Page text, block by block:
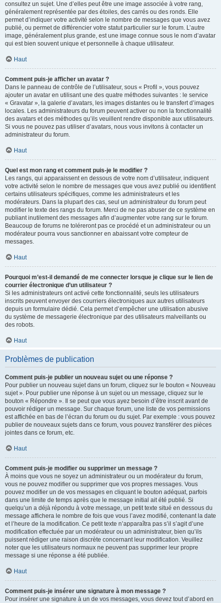
consultez un sujet. Une d’elles peut être une image associée à votre rang,
généralement représentée par des étoiles, des carrés ou des ronds. Elle
permet d’indiquer votre activité selon le nombre de messages que vous avez
publié, ou permet de différencier votre statut particulier sur le forum. L’autre
image, généralement plus grande, est une image connue sous le nom d’avatar
qui est bien souvent unique et personnelle à chaque utilisateur.
Haut
Comment puis-je afficher un avatar ?
Dans le panneau de contrôle de l’utilisateur, sous « Profil », vous pouvez
ajouter un avatar en utilisant une des quatre méthodes suivantes : le service
« Gravatar », la galerie d’avatars, les images distantes ou le transfert d’images
locales. Les administrateurs du forum peuvent activer ou non la fonctionnalité
des avatars et des méthodes qu’ils veuillent rendre disponible aux utilisateurs.
Si vous ne pouvez pas utiliser d’avatars, nous vous invitons à contacter un
administrateur du forum.
Haut
Quel est mon rang et comment puis-je le modifier ?
Les rangs, qui apparaissent en dessous de votre nom d’utilisateur, indiquent
votre activité selon le nombre de messages que vous avez publié ou identifient
certains utilisateurs spécifiques, comme les administrateurs et les
modérateurs. Dans la plupart des cas, seul un administrateur du forum peut
modifier le texte des rangs du forum. Merci de ne pas abuser de ce système en
publiant inutilement des messages afin d’augmenter votre rang sur le forum.
Beaucoup de forums ne toléreront pas ce procédé et un administrateur ou un
modérateur pourra vous sanctionner en abaissant votre compteur de
messages.
Haut
Pourquoi m’est-il demandé de me connecter lorsque je clique sur le lien de
courrier électronique d’un utilisateur ?
Si les administrateurs ont activé cette fonctionnalité, seuls les utilisateurs
inscrits peuvent envoyer des courriers électroniques aux autres utilisateurs
depuis un formulaire dédié. Cela permet d’empêcher une utilisation abusive
du système de messagerie électronique par des utilisateurs malveillants ou
des robots.
Haut
Problèmes de publication
Comment puis-je publier un nouveau sujet ou une réponse ?
Pour publier un nouveau sujet dans un forum, cliquez sur le bouton « Nouveau
sujet ». Pour publier une réponse à un sujet ou un message, cliquez sur le
bouton « Répondre ». Il se peut que vous ayez besoin d’être inscrit avant de
pouvoir rédiger un message. Sur chaque forum, une liste de vos permissions
est affichée en bas de l’écran du forum ou du sujet. Par exemple : vous pouvez
publier de nouveaux sujets dans ce forum, vous pouvez transférer des pièces
jointes dans ce forum, etc.
Haut
Comment puis-je modifier ou supprimer un message ?
À moins que vous ne soyez un administrateur ou un modérateur du forum,
vous ne pouvez modifier ou supprimer que vos propres messages. Vous
pouvez modifier un de vos messages en cliquant le bouton adéquat, parfois
dans une limite de temps après que le message initial ait été publié. Si
quelqu’un a déjà répondu à votre message, un petit texte situé en dessous du
message affichera le nombre de fois que vous l’avez modifié, contenant la date
et l’heure de la modification. Ce petit texte n’apparaîtra pas s’il s’agit d’une
modification effectuée par un modérateur ou un administrateur, bien qu’ils
puissent rédiger une raison discrète concernant leur modification. Veuillez
noter que les utilisateurs normaux ne peuvent pas supprimer leur propre
message si une réponse a été publiée.
Haut
Comment puis-je insérer une signature à mon message ?
Pour insérer une signature à un de vos messages, vous devez tout d’abord en